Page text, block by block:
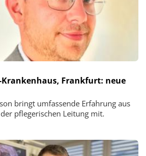
Frankfurt: neue
bringt umfassende Erfahrung aus
pflegerischen Leitung mit.